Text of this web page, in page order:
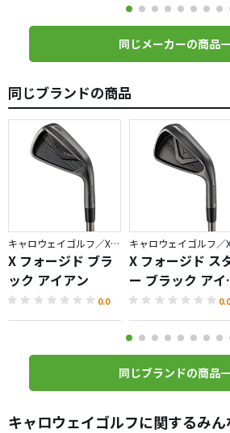
同じメーカーの商品
同じブランドの商品
キャロウェイゴルフ／X FORGED
X フォージド ブラ
ック アイアン
0.0
X フォージド ス
ー ブラック アイ
ン
同じブランドの商品
キャロウェイゴルフに関するみ